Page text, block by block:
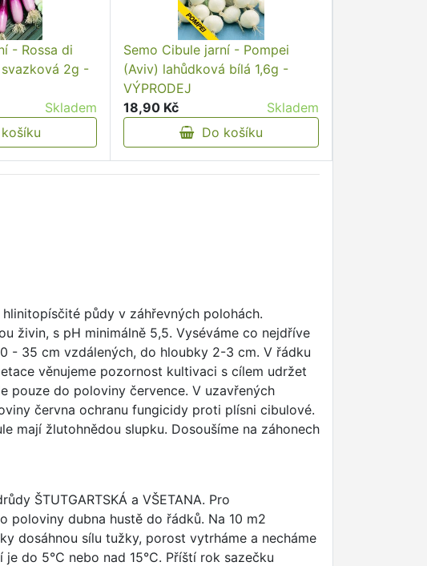
- Rossa di
2g -
Skladem
Semo Cibule jarní - Pompei
(Aviv) lahůdková bílá 1,6g -
VÝPRODEJ
18,90 Kč
Skladem
Do košíku
půdy v záhřevných polohách.
živin, s pH minimálně 5,5. Vyséváme co nejdříve
- 35 cm vzdálených, do hloubky 2-3 cm. V řádku
věnujeme pozornost kultivaci s cílem udržet
pouze do poloviny července. V uzavřených
června ochranu fungicidy proti plísni cibulové.
mají žlutohnědou slupku. Dosoušíme na záhonech
ŠTUTGARTSKÁ a VŠETANA. Pro
poloviny dubna hustě do řádků. Na 10 m2
dosáhnou sílu tužky, porost vytrháme a necháme
do 5°C nebo nad 15°C. Příští rok sazečku